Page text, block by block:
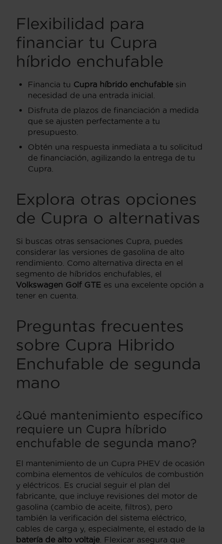
Flexibilidad para
financiar tu Cupra
híbrido enchufable
Financia tu Cupra híbrido enchufable sin
necesidad de una entrada inicial.
Disfruta de plazos de financiación a medida
que se ajusten perfectamente a tu
presupuesto.
Obtén una respuesta inmediata a tu solicitud
de financiación, agilizando la entrega de tu
Cupra.
Explora otras opciones
de Cupra o alternativas
Si buscas otras sensaciones Cupra, puedes
considerar las versiones de gasolina de alto
rendimiento. Como alternativa directa en el
segmento de híbridos enchufables, el
Volkswagen Golf GTE es una excelente opción a
tener en cuenta.
Preguntas frecuentes
sobre Cupra Hibrido
Enchufable de segunda
mano
¿Qué mantenimiento específico
requiere un Cupra híbrido
enchufable de segunda mano?
El mantenimiento de un Cupra PHEV de ocasión
combina elementos de vehículos de combustión
y eléctricos. Es crucial seguir el plan del
fabricante, que incluye revisiones del motor de
gasolina (cambio de aceite, filtros), pero
también la verificación del sistema eléctrico,
cables de carga y, especialmente, el estado de la
batería de alto voltaje . Flexicar asegura que